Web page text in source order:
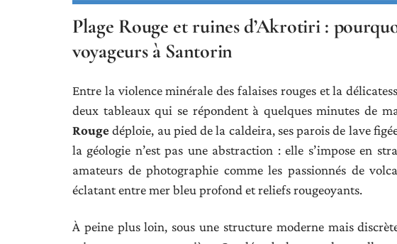
Plage Rouge et ruines d’Akrotiri :
voyageurs à Santorin
Entre la violence minérale des falaises rouges et la
deux tableaux qui se répondent à quelques minutes de
Rougedéploie, au pied de la caldeira, ses parois de lave
la géologie n’est pas une abstraction : elle s’impose en
amateurs de photographie comme les passionnés de
éclatant entre mer bleu profond et reliefs rougeoyants.
À peine plus loin, sous une structure moderne mais